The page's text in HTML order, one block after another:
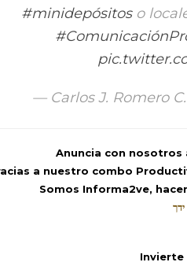
#minidepósitoso
— Carlos J. Romero
Anuncia con
a nuestro combo
Somos Informa2ve,
Invierte